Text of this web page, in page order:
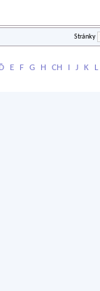
Stránky
Ď E F G H CH I J K L